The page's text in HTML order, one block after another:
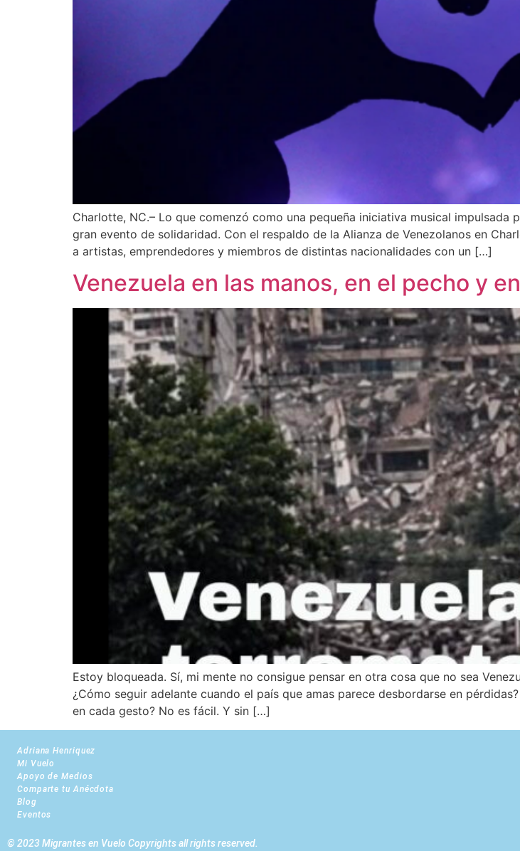
Charlotte, NC.– Lo que comenzó como una pequeña iniciativa musical
gran evento de solidaridad. Con el respaldo de la Alianza de Venezolanos en
a artistas, emprendedores y miembros de distintas nacionalidades con un […]
Venezuela en las manos, en el pecho y
Estoy bloqueada. Sí, mi mente no consigue pensar en otra cosa que no sea
¿Cómo seguir adelante cuando el país que amas parece desbordarse en
en cada gesto? No es fácil. Y sin […]
Adriana Henriquez
Mi Vuelo
Apoyo de Medios
Comparte tu Anécdota
Blog
Eventos
© 2023 Migrantes en Vuelo Copyrights all rights reserved.